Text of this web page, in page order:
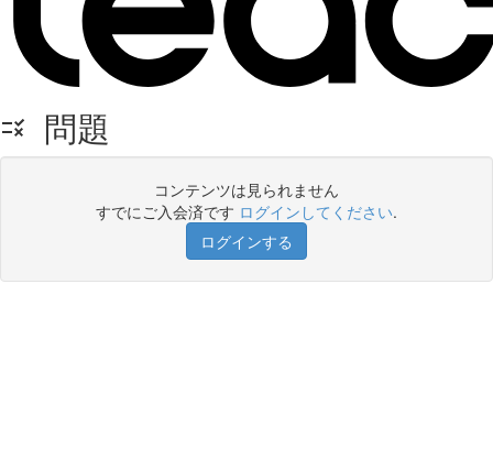
問題
コンテンツは見られません
すでにご入会済です ログインしてください.
ログインする